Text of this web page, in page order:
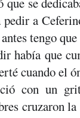
pedir a
tengo
había que
cuando el
con un
cruzaron